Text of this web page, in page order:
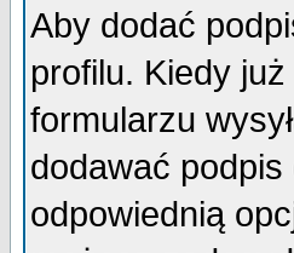
Aby dodać
profilu. Kiedy
formularzu
dodawać
odpowiednią